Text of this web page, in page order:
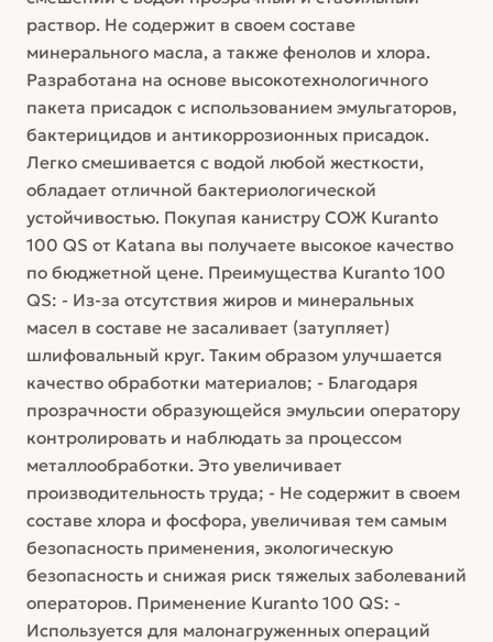
раствор. Не содержит в своем составе
минерального масла, а также фенолов и хлора.
Разработана на основе высокотехнологичного
пакета присадок с использованием эмульгаторов,
бактерицидов и антикоррозионных присадок.
Легко смешивается с водой любой жесткости,
обладает отличной бактериологической
устойчивостью. Покупая канистру СОЖ Kuranto
100 QS от Katana вы получаете высокое качество
по бюджетной цене. Преимущества Kuranto 100
QS: - Из-за отсутствия жиров и минеральных
масел в составе не засаливает (затупляет)
шлифовальный круг. Таким образом улучшается
качество обработки материалов; - Благодаря
прозрачности образующейся эмульсии оператору
контролировать и наблюдать за процессом
металлообработки. Это увеличивает
производительность труда; - Не содержит в своем
составе хлора и фосфора, увеличивая тем самым
безопасность применения, экологическую
безопасность и снижая риск тяжелых заболеваний
операторов. Применение Kuranto 100 QS: -
Используется для малонагруженных операций